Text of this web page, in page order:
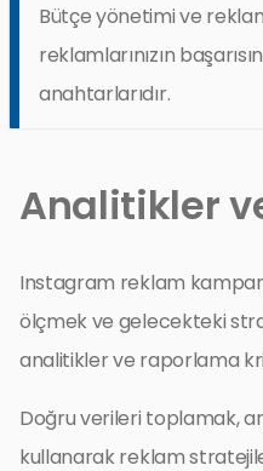
Bütçe yönetimi ve
reklamlarınızın
anahtarlarıdır.
Analitikler
Instagram reklam
ölçmek ve gelecekteki
analitikler ve raporlama
Doğru verileri toplamak,
kullanarak reklam